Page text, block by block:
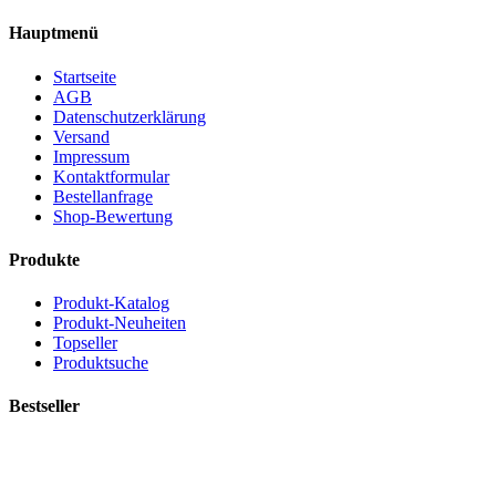
Hauptmenü
Startseite
AGB
Datenschutzerklärung
Versand
Impressum
Kontaktformular
Bestellanfrage
Shop-Bewertung
Produkte
Produkt-Katalog
Produkt-Neuheiten
Topseller
Produktsuche
Bestseller